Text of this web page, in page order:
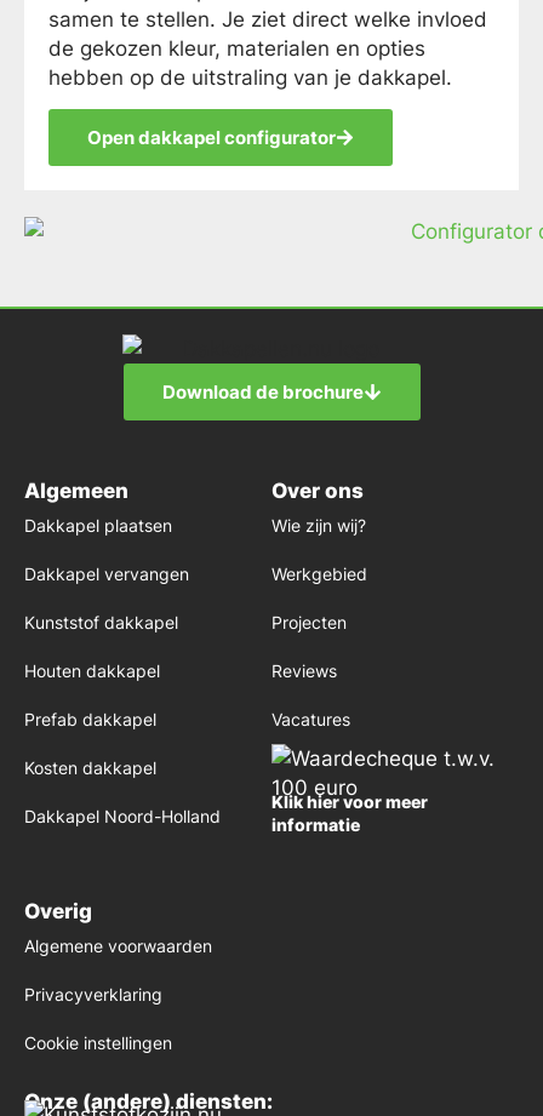
samen te stellen. Je ziet direct welke invloed
de gekozen kleur, materialen en opties
hebben op de uitstraling van je dakkapel.
Open dakkapel configurator
Download de brochure
Algemeen
Dakkapel plaatsen
Dakkapel vervangen
Kunststof dakkapel
Houten dakkapel
Prefab dakkapel
Kosten dakkapel
Dakkapel Noord-Holland
Over ons
Wie zijn wij?
Werkgebied
Projecten
Reviews
Vacatures
Klik hier voor meer
informatie
Overig
Algemene voorwaarden
Privacyverklaring
Cookie instellingen
Onze (andere) diensten: